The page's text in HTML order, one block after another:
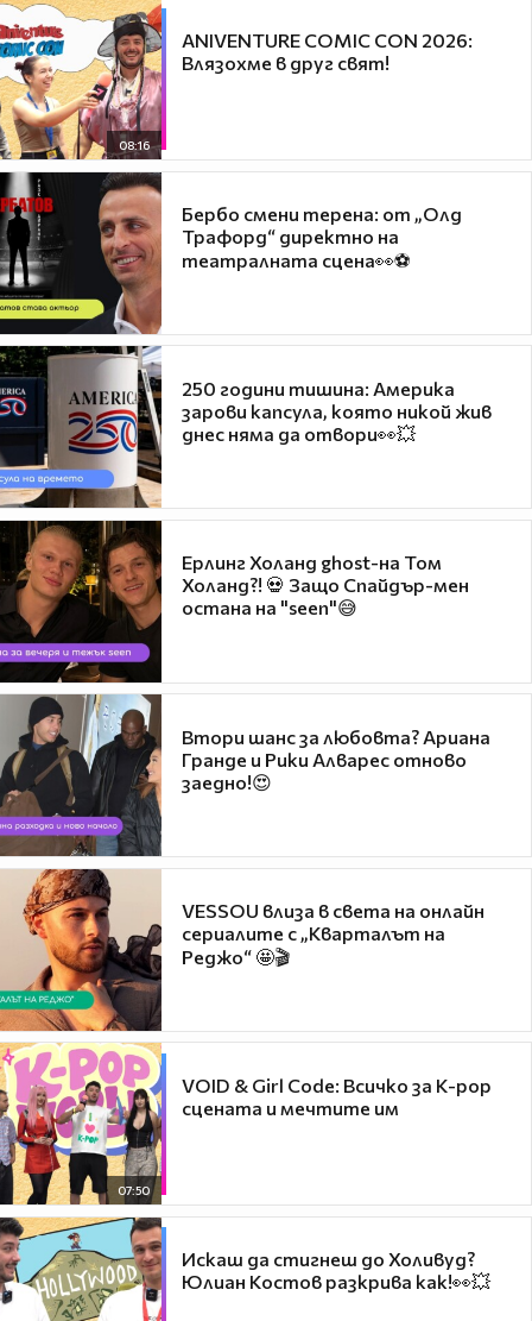
08:16
ANIVENTURE COMIC CON 2026:
Влязохме в друг свят!
Бербо смени терена: от „Олд
Трафорд“ директно на
театралната сцена👀⚽
250 години тишина: Америка
зарови капсула, която никой жив
днес няма да отвори👀💥
Ерлинг Холанд ghost-на Том
Холанд?! 💀 Защо Спайдър-мен
остана на "seen"😅
Втори шанс за любовта? Ариана
Гранде и Рики Алварес отново
заедно!😍
VESSOU влиза в света на онлайн
сериалите с „Кварталът на
Реджо“ 🤩🎬
07:50
VOID & Girl Code: Всичко за K-pop
сцената и мечтите им
Искаш да стигнеш до Холивуд?
Юлиан Костов разкрива как!👀💥